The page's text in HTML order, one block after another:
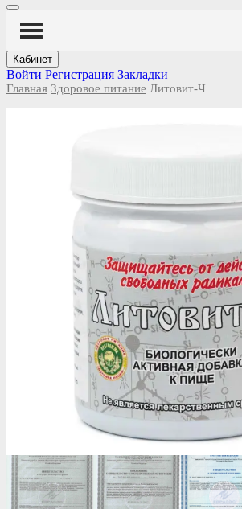
Кабинет
Войти Регистрация Закладки
Главная Здоровое питание Литовит-Ч